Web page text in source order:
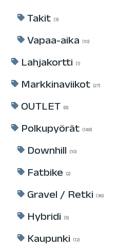
Takit 3
Vapaa-aika 10
Lahjakortti 1
Markkinaviikot 27
OUTLET 8
Polkupyörät 148
Downhill 10
Fatbike 2
Gravel / Retki 36
Hybridi 5
Kaupunki 12